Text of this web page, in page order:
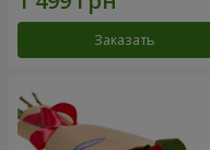
Заказать